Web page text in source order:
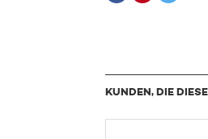
KUNDEN, DIE